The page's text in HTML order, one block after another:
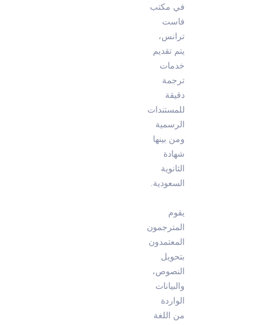
في مكتب
فاست
ترانس،
يتم تقديم
خدمات
ترجمة
دقيقة
للمستندات
الرسمية
ومن بينها
شهادة
الثانوية
السعودية.
يقوم
المترجمون
المعتمدون
بتحويل
النصوص،
والبيانات
الواردة
من اللغة